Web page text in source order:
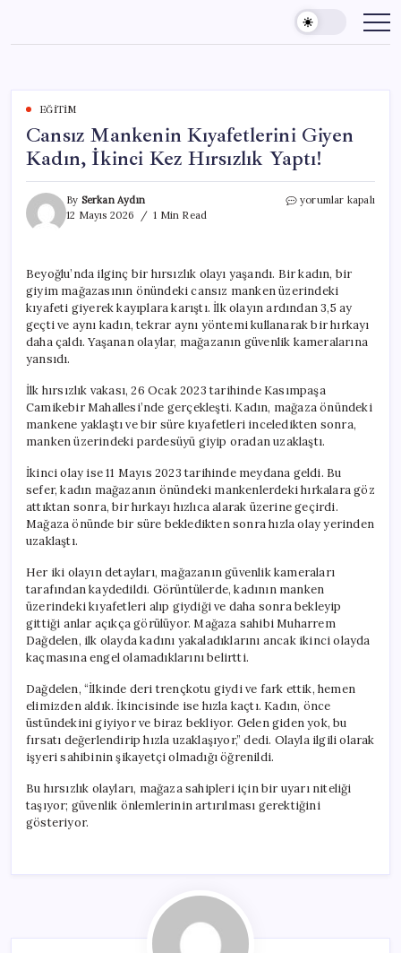
content
EĞITIM
Cansız Mankenin Kıyafetlerini Giyen
Kadın, İkinci Kez Hırsızlık Yaptı!
By Serkan Aydın
12 Mayıs 2026
1 Min Read
Cansız
İkinci
Kez
Hırsızlık
Yaptı!
yorumlar kapalı
Beyoğlu’nda ilginç bir hırsızlık olayı yaşandı. Bir kadın, bir
giyim mağazasının önündeki cansız manken üzerindeki
kıyafeti giyerek kayıplara karıştı. İlk olayın ardından 3,5 ay
geçti ve aynı kadın, tekrar aynı yöntemi kullanarak bir hırkayı
daha çaldı. Yaşanan olaylar, mağazanın güvenlik kameralarına
yansıdı.
İlk hırsızlık vakası, 26 Ocak 2023 tarihinde Kasımpaşa
Camikebir Mahallesi’nde gerçekleşti. Kadın, mağaza önündeki
mankene yaklaştı ve bir süre kıyafetleri inceledikten sonra,
manken üzerindeki pardesüyü giyip oradan uzaklaştı.
İkinci olay ise 11 Mayıs 2023 tarihinde meydana geldi. Bu
sefer, kadın mağazanın önündeki mankenlerdeki hırkalara göz
attıktan sonra, bir hırkayı hızlıca alarak üzerine geçirdi.
Mağaza önünde bir süre bekledikten sonra hızla olay yerinden
uzaklaştı.
Her iki olayın detayları, mağazanın güvenlik kameraları
tarafından kaydedildi. Görüntülerde, kadının manken
üzerindeki kıyafetleri alıp giydiği ve daha sonra bekleyip
gittiği anlar açıkça görülüyor. Mağaza sahibi Muharrem
Dağdelen, ilk olayda kadını yakaladıklarını ancak ikinci olayda
kaçmasına engel olamadıklarını belirtti.
Dağdelen, “İlkinde deri trençkotu giydi ve fark ettik, hemen
elimizden aldık. İkincisinde ise hızla kaçtı. Kadın, önce
üstündekini giyiyor ve biraz bekliyor. Gelen giden yok, bu
fırsatı değerlendirip hızla uzaklaşıyor,” dedi. Olayla ilgili olarak
işyeri sahibinin şikayetçi olmadığı öğrenildi.
Bu hırsızlık olayları, mağaza sahipleri için bir uyarı niteliği
taşıyor; güvenlik önlemlerinin artırılması gerektiğini
gösteriyor.